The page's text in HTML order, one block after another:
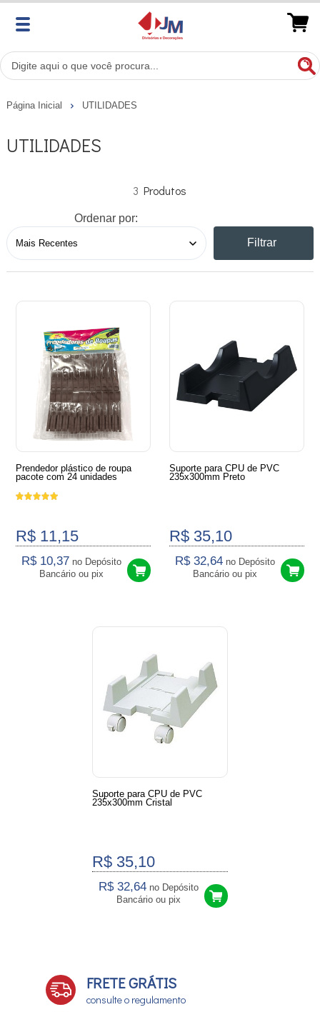
Página Inicial UTILIDADES
UTILIDADES
3
Ordenar por:
Filtrar
Prendedor plástico de roupa
pacote com 24 unidades
R$ 11,15
R$ 10,37 no Depósito
Bancário ou pix
Suporte para CPU de PVC
235x300mm Preto
R$ 35,10
R$ 32,64 no Depósito
Bancário ou pix
Suporte para CPU de PVC
235x300mm Cristal
R$ 35,10
R$ 32,64 no Depósito
Bancário ou pix
FRETE GRÁTIS
consulte o regulamento